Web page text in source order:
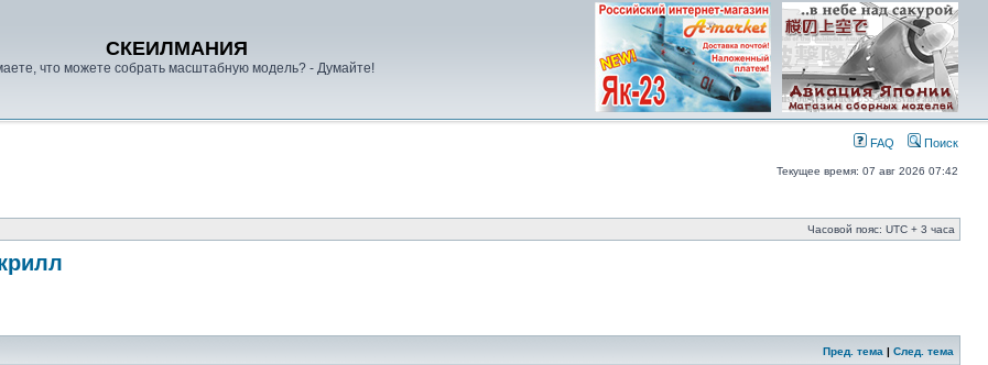
СКЕИЛМАНИЯ
что можете собрать масштабную модель? - Думайте!
FAQ Поиск
Текущее время: 07 авг 2026 07:42
Часовой пояс: UTC + 3 часа
Пред. тема | След. тема